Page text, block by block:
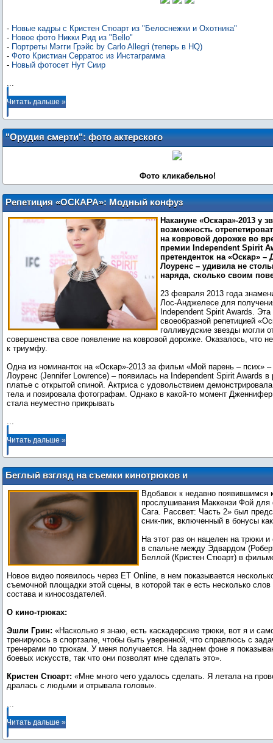
- Новые кадры с Кристен Стюарт из "Белоснежки и Охотника"
- Новое фото Никки Рид из "Bello"
- Портреты Мэгги Грэйс by Carlo Allegri (теперь в HQ)
- Фото Кристиан Серратос из Инстаграмма
- Новый фотосет Нут Сиир
...
Читать дальше »
"Орудия смерти": фото актерского
состава
Фото кликабельно!
Репетиция «ОСКАРА»: Модный конфуз
Дженнифер Лоуренс
Накануне «Оскара»-2013 у
возможность
на ковровой дорожке во
премии Independent Spirit
претенденток на «Оскар» –
Лоуренс – удивила не
наряда, сколько своим
23 февраля 2013 года
Лос-Анджелесе для
Independent Spirit Awards.
своеобразной репетицией
голливудские звезды могли
совершенства свое появление на ковровой дорожке. Оказалось, что
к триумфу.
Одна из номинанток на «Оскар»-2013 за фильм «Мой парень – псих»
Лоуренс (Jennifer Lowrence) – появилась на Independent Spirit Awards
платье с открытой спиной. Актриса с удовольствием
тела и позировала фотографам. Однако в какой-то момент
...
Читать дальше »
Беглый взгляд на съемки кинотрюков и
любовную сцену для DVD «Рассвета:
Часть 2»
Вдобавок к недавно появившимся
прослушивания Маккензи Фой
Сага. Рассвет: Часть 2» был
сник-пик, включенный в бонусы
На этот раз он нацелен на трюки
в спальне между Эдвардом
Беллой (Кристен Стюарт) в
Новое видео появилось через ET Online, в нем показывается
съемочной площадки этой сцены, в которой так е есть несколько слов
состава и киносоздателей.
О кино-трюках:
Эшли Грин: «Насколько я знаю, есть каскадерские трюки, вот я и
тренируюсь в спортзале, чтобы быть уверенной, что справлюсь с
тренерами по трюкам. У меня получается. На заднем фоне я
боевых искусств, так что они позволят мне сделать это».
Кристен Стюарт: «Мне много чего удалось сделать. Я летала на
...
Читать дальше »